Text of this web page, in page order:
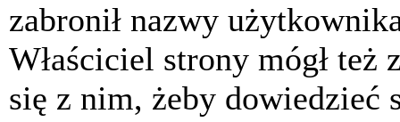
zabronił nazwy
Właściciel strony mógł
się z nim, żeby dowiedzieć